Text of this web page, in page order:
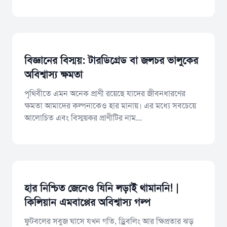
বিজ্ঞানের বিস্ময়: টারডিগ্রেড বা জলচর ভালুকের
অবিশ্বাস্য ক্ষমতা
​পৃথিবীতে এমন অনেক প্রাণী রয়েছে যাদের জীবনধারণের
ক্ষমতা আমাদের কল্পনাকেও হার মানায়। এর মধ্যে সবচেয়ে
আলোচিত এবং বিস্ময়কর প্রাণীটির নাম...
হার নিশ্চিত জেনেও যিনি লড়াই থামাননি! |
কিলিয়ান এমবাপ্পের অবিশ্বাস্য গল্প
​ফুটবলের সবুজ ঘাসে যখন গতি, ড্রিবলিং আর ক্ষিপ্রতার ঝড়